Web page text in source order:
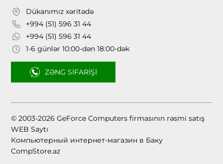
Dükanımız xəritədə
+994 (51) 596 31 44
+994 (51) 596 31 44
1-6 günlər 10:00-dən 18:00-dək
ZƏNG SIFARIŞI
© 2003-2026 GeForce Computers firmasının rəsmi satış
WEB Saytı
Компьютерный интернет-магазин в Баку
CompStore.az